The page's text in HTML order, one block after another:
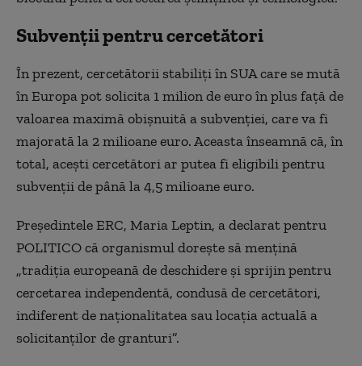
Subvenții pentru cercetători
În prezent, cercetătorii stabiliți în SUA care se mută
în Europa pot solicita 1 milion de euro în plus față de
valoarea maximă obișnuită a subvenției, care va fi
majorată la 2 milioane euro. Aceasta înseamnă că, în
total, acești cercetători ar putea fi eligibili pentru
subvenții de până la 4,5 milioane euro.
Președintele ERC, Maria Leptin, a declarat pentru
POLITICO că organismul dorește să mențină
„tradiția europeană de deschidere și sprijin pentru
cercetarea independentă, condusă de cercetători,
indiferent de naționalitatea sau locația actuală a
solicitanților de granturi”.